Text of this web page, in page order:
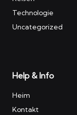
Technologie
Uncategorized
Help & Info
Heim
Kontakt